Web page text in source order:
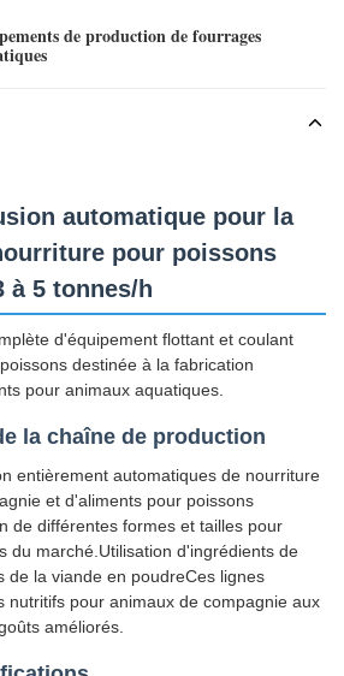
de production de fourrages
automatique pour la
pour poissons
à 5 tonnes/h
d'équipement flottant et coulant
destinée à la fabrication
pour animaux aquatiques.
la chaîne de production
entièrement automatiques de nourriture
et d'aliments pour poissons
de différentes formes et tailles pour
du marché.Utilisation d'ingrédients de
de la viande en poudreCes lignes
nutritifs pour animaux de compagnie aux
améliorés.